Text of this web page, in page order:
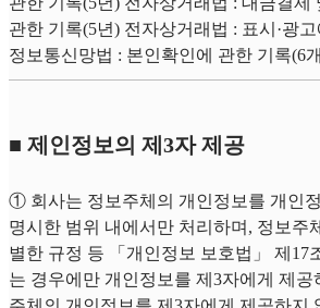
관한 기록(5년) 전자상거래법 : 표시·광
정보통신망법 : 본인확인에 관한 기록(6
■ 제인정보의 제3자 제공
① 회사는 정보주체의 개인정보를 개인
명시한 범위 내에서만 처리하며, 정보주
별한 규정 등 「개인정보 보호법」 제17
는 경우에만 개인정보를 제3자에게 제공